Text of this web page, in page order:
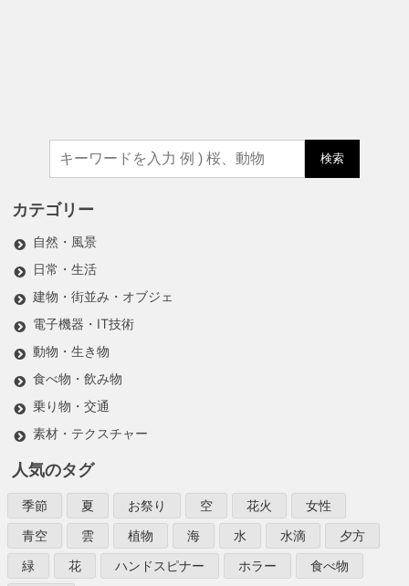
検索
カテゴリー
自然・風景
日常・生活
建物・街並み・オブジェ
電子機器・IT技術
動物・生き物
食べ物・飲み物
乗り物・交通
素材・テクスチャー
人気のタグ
季節 夏 お祭り 空 花火
女性
青空
雲 植物 海 水 水滴
夕方
緑
花 ハンドスピナー ホラー
食べ物